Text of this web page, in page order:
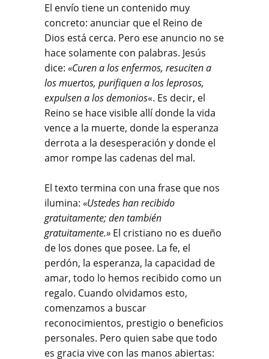
El envío tiene un contenido muy
concreto: anunciar que el Reino de
Dios está cerca. Pero ese anuncio no se
hace solamente con palabras. Jesús
dice: «Curen a los enfermos, resuciten a
los muertos, purifiquen a los leprosos,
expulsen a los demonios«. Es decir, el
Reino se hace visible allí donde la vida
vence a la muerte, donde la esperanza
derrota a la desesperación y donde el
amor rompe las cadenas del mal.
El texto termina con una frase que nos
ilumina: «Ustedes han recibido
gratuitamente; den también
gratuitamente.» El cristiano no es dueño
de los dones que posee. La fe, el
perdón, la esperanza, la capacidad de
amar, todo lo hemos recibido como un
regalo. Cuando olvidamos esto,
comenzamos a buscar
reconocimientos, prestigio o beneficios
personales. Pero quien sabe que todo
es gracia vive con las manos abiertas: